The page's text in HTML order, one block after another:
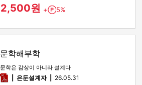
2,500원 + Point
5%
문학해부학
문학은 감상이 아니라 설계다
pdf은둔설계자 26.05.31